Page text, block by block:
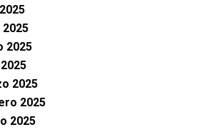
2025
2025
2025
2025
2025